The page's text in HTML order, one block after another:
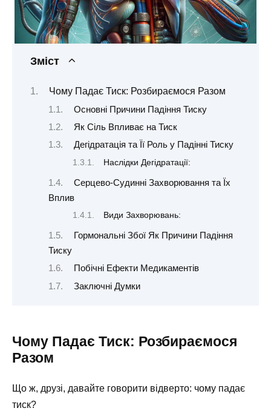
Зміст
Чому Падає Тиск: Розбираємося Разом
Основні Причини Падіння Тиску
Як Сіль Впливає на Тиск
Дегідратація та Її Роль у Падінні Тиску
Наслідки Дегідратації:
Серцево-Судинні Захворювання та Їх
Вплив
Види Захворювань:
Гормональні Збої Як Причини Падіння
Тиску
Побічні Ефекти Медикаментів
Заключні Думки
Чому Падає Тиск: Розбираємося
Разом
Що ж, друзі, давайте говорити відверто: чому падає
тиск?